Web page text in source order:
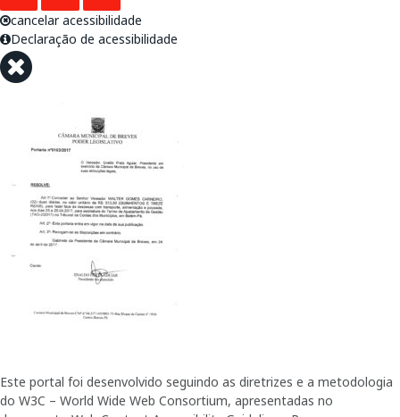
cancelar acessibilidade
Declaração de acessibilidade
Este portal foi desenvolvido seguindo as diretrizes e a metodologia
do W3C – World Wide Web Consortium, apresentadas no